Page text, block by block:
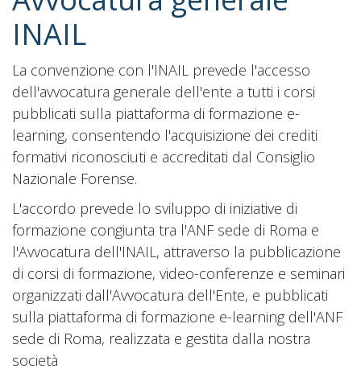
INAIL
La convenzione con l'INAIL prevede l'accesso
dell'avvocatura generale dell'ente a tutti i corsi
pubblicati sulla piattaforma di formazione e-
learning, consentendo l'acquisizione dei crediti
formativi riconosciuti e accreditati dal Consiglio
Nazionale Forense.
L'accordo prevede lo sviluppo di iniziative di
formazione congiunta tra l'ANF sede di Roma e
l'Avvocatura dell'INAIL, attraverso la pubblicazione
di corsi di formazione, video-conferenze e seminari
organizzati dall'Avvocatura dell'Ente, e pubblicati
sulla piattaforma di formazione e-learning dell'ANF
sede di Roma, realizzata e gestita dalla nostra
società